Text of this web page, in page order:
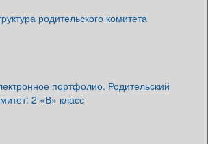
родительского комитета
портфолио. Родительский
2 «В» класс